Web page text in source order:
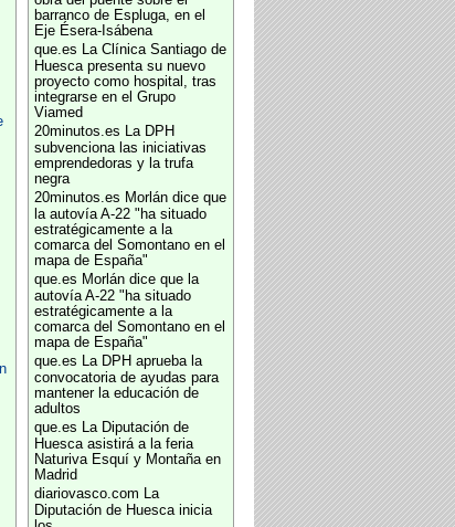
barranco de Espluga, en el
Eje Ésera-Isábena
que.es La Clínica Santiago de
Huesca presenta su nuevo
proyecto como hospital, tras
integrarse en el Grupo
Viamed
20minutos.es La DPH
subvenciona las iniciativas
emprendedoras y la trufa
negra
20minutos.es Morlán dice que
la autovía A-22 "ha situado
estratégicamente a la
comarca del Somontano en el
mapa de España"
que.es Morlán dice que la
autovía A-22 "ha situado
estratégicamente a la
comarca del Somontano en el
mapa de España"
que.es La DPH aprueba la
convocatoria de ayudas para
mantener la educación de
adultos
que.es La Diputación de
Huesca asistirá a la feria
Naturiva Esquí y Montaña en
Madrid
diariovasco.com La
Diputación de Huesca inicia